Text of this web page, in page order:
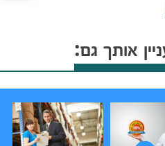
אותך גם: